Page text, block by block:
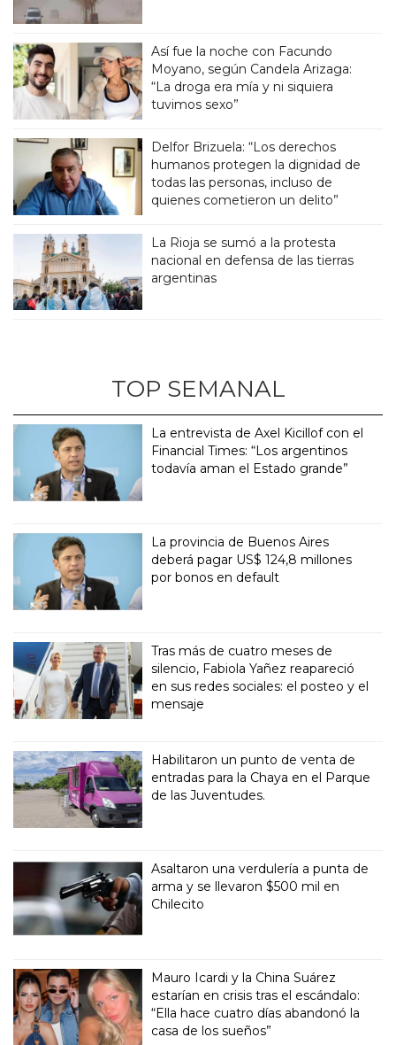
Así fue la noche con Facundo
Moyano, según Candela Arizaga:
“La droga era mía y ni siquiera
tuvimos sexo”
Delfor Brizuela: “Los derechos
humanos protegen la dignidad de
todas las personas, incluso de
quienes cometieron un delito”
La Rioja se sumó a la protesta
nacional en defensa de las tierras
argentinas
TOP SEMANAL
La entrevista de Axel Kicillof con el
Financial Times: “Los argentinos
todavía aman el Estado grande”
La provincia de Buenos Aires
deberá pagar US$ 124,8 millones
por bonos en default
Tras más de cuatro meses de
silencio, Fabiola Yañez reapareció
en sus redes sociales: el posteo y el
mensaje
Habilitaron un punto de venta de
entradas para la Chaya en el Parque
de las Juventudes.
Asaltaron una verdulería a punta de
arma y se llevaron $500 mil en
Chilecito
Mauro Icardi y la China Suárez
estarían en crisis tras el escándalo:
“Ella hace cuatro días abandonó la
casa de los sueños”